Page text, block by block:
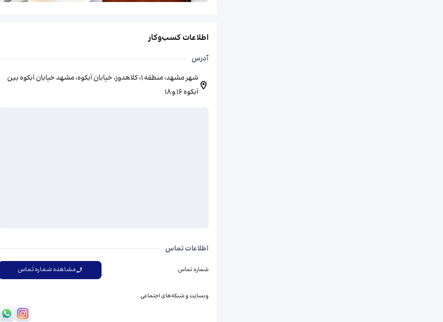
اطلاعات کسب‌وکار
آدرس
شهر مشهد، منطقه ۱، کلاهدوز، خیابان آبکوه، ​مشهد خیابان آبکوه بین
آبکوه 16 و 18
اطلاعات تماس
شماره تماس مشاهده شماره تماس
وبسایت و شبکه‌های اجتماعی